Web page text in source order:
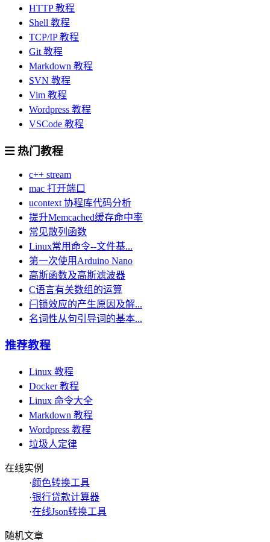
HTTP 教程
Shell 教程
TCP/IP 教程
Git 教程
Markdown 教程
SVN 教程
Vim 教程
Wordpress 教程
VSCode 教程
热门教程
c++ stream
mac 打开端口
ucontext 协程库代码分析
提升Memcached缓存命中率
常见散列函数
Linux常用命令--文件基...
第一次使用Arduino Nano
高斯函数及高斯滤波器
C语言有关数组的运算
闩锁效应的产生原因及解...
名词性从句引导词的基本...
推荐教程
Linux 教程
Docker 教程
Linux 命令大全
Markdown 教程
Wordpress 教程
垃圾人定律
在线实例
·颜色转换工具
·银行贷款计算器
·在线Json转换工具
随机文章